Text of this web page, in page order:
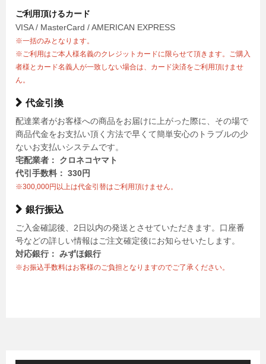
ご利用頂けるカード
VISA / MasterCard / AMERICAN EXPRESS
※一括のみとなります。
※ご利用はご本人様名義のクレジットカードに限らせて頂きます。ご購入
者様とカード名義人が一致しない場合は、カード決済をご利用頂けませ
ん。
代金引換
配達業者がお客様への商品をお届けに上がった際に、その場で
商品代金をお支払い頂く方法で早くて簡単安心のトラブルの少
ないお支払いシステムです。
宅配業者： クロネコヤマト
代引手数料： 330円
※300,000円以上は代金引替はご利用頂けません。
銀行振込
ご入金確認後、2日以内の発送とさせていただきます。口座番
号などの詳しい情報はご注文確定後にお知らせいたします。
対応銀行： みずほ銀行
※お振込手数料はお客様のご負担となりますのでご了承ください。